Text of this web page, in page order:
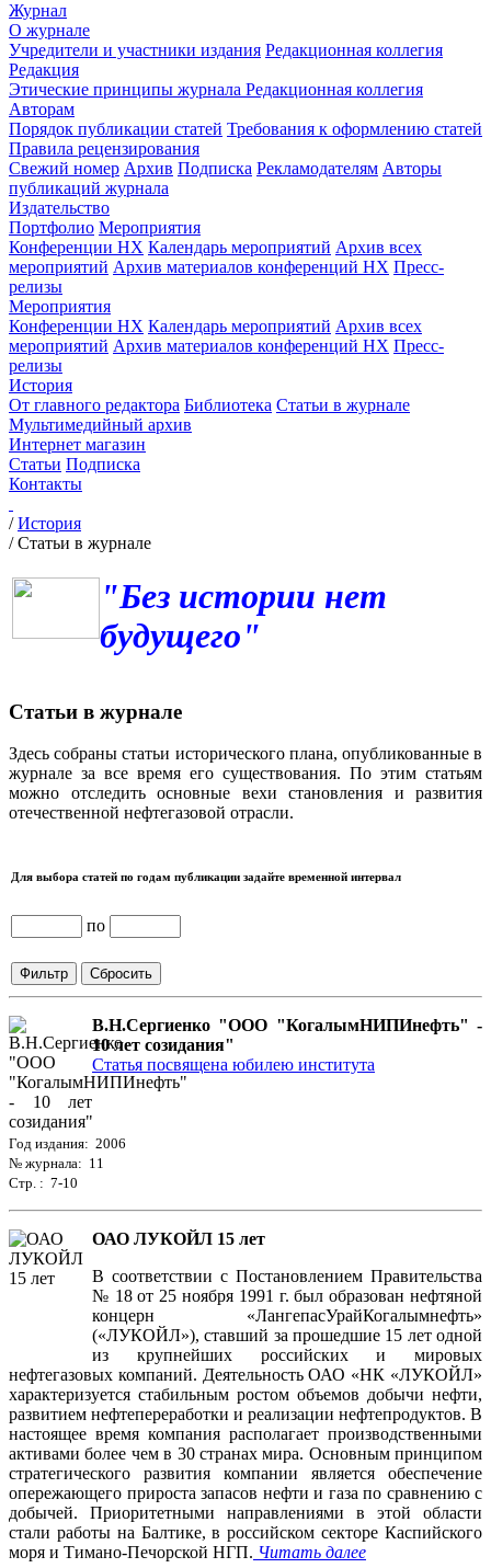
Журнал
О журнале
Учредители и участники издания Редакционная коллегия
Редакция
Этические принципы журнала Редакционная коллегия
Авторам
Порядок публикации статей Требования к оформлению статей
Правила рецензирования
Свежий номер Архив Подписка Рекламодателям Авторы
публикаций журнала
Издательство
Портфолио Мероприятия
Конференции НХ Календарь мероприятий Архив всех
мероприятий Архив материалов конференций НХ Пресс-
релизы
Мероприятия
Конференции НХ Календарь мероприятий Архив всех
мероприятий Архив материалов конференций НХ Пресс-
релизы
История
От главного редактора Библиотека Статьи в журнале
Мультимедийный архив
Интернет магазин
Статьи Подписка
Контакты
/История
/Статьи в журнале
"Без истории нет
будущего"
Статьи в журнале
Здесь собраны статьи исторического плана, опубликованные в
журнале за все время его существования. По этим статьям
можно отследить основные вехи становления и развития
отечественной нефтегазовой отрасли.
Для выбора статей по годам публикации задайте временной интервал
по
В.Н.Сергиенко "ООО "КогалымНИПИнефть" -
10 лет созидания"
Статья посвящена юбилею института
Год издания: 2006
№ журнала: 11
Стр. : 7-10
ОАО ЛУКОЙЛ 15 лет
В соответствии с Постановлением Правительства
№ 18 от 25 ноября 1991 г. был образован нефтяной
концерн «ЛангепасУрайКогалымнефть»
(«ЛУКОЙЛ»), ставший за прошедшие 15 лет одной
из крупнейших российских и мировых
нефтегазовых компаний. Деятельность ОАО «НК «ЛУКОЙЛ»
характеризуется стабильным ростом объемов добычи нефти,
развитием нефтепереработки и реализации нефтепродуктов. В
настоящее время компания располагает производственными
активами более чем в 30 странах мира. Основным принципом
стратегического развития компании является обеспечение
опережающего прироста запасов нефти и газа по сравнению с
добычей. Приоритетными направлениями в этой области
стали работы на Балтике, в российском секторе Каспийского
моря и Тимано-Печорской НГП. Читать далее